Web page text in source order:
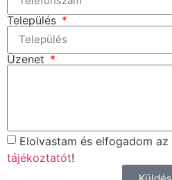
Település
Üzenet
Elolvastam és elfogadom az
tájékoztatót!